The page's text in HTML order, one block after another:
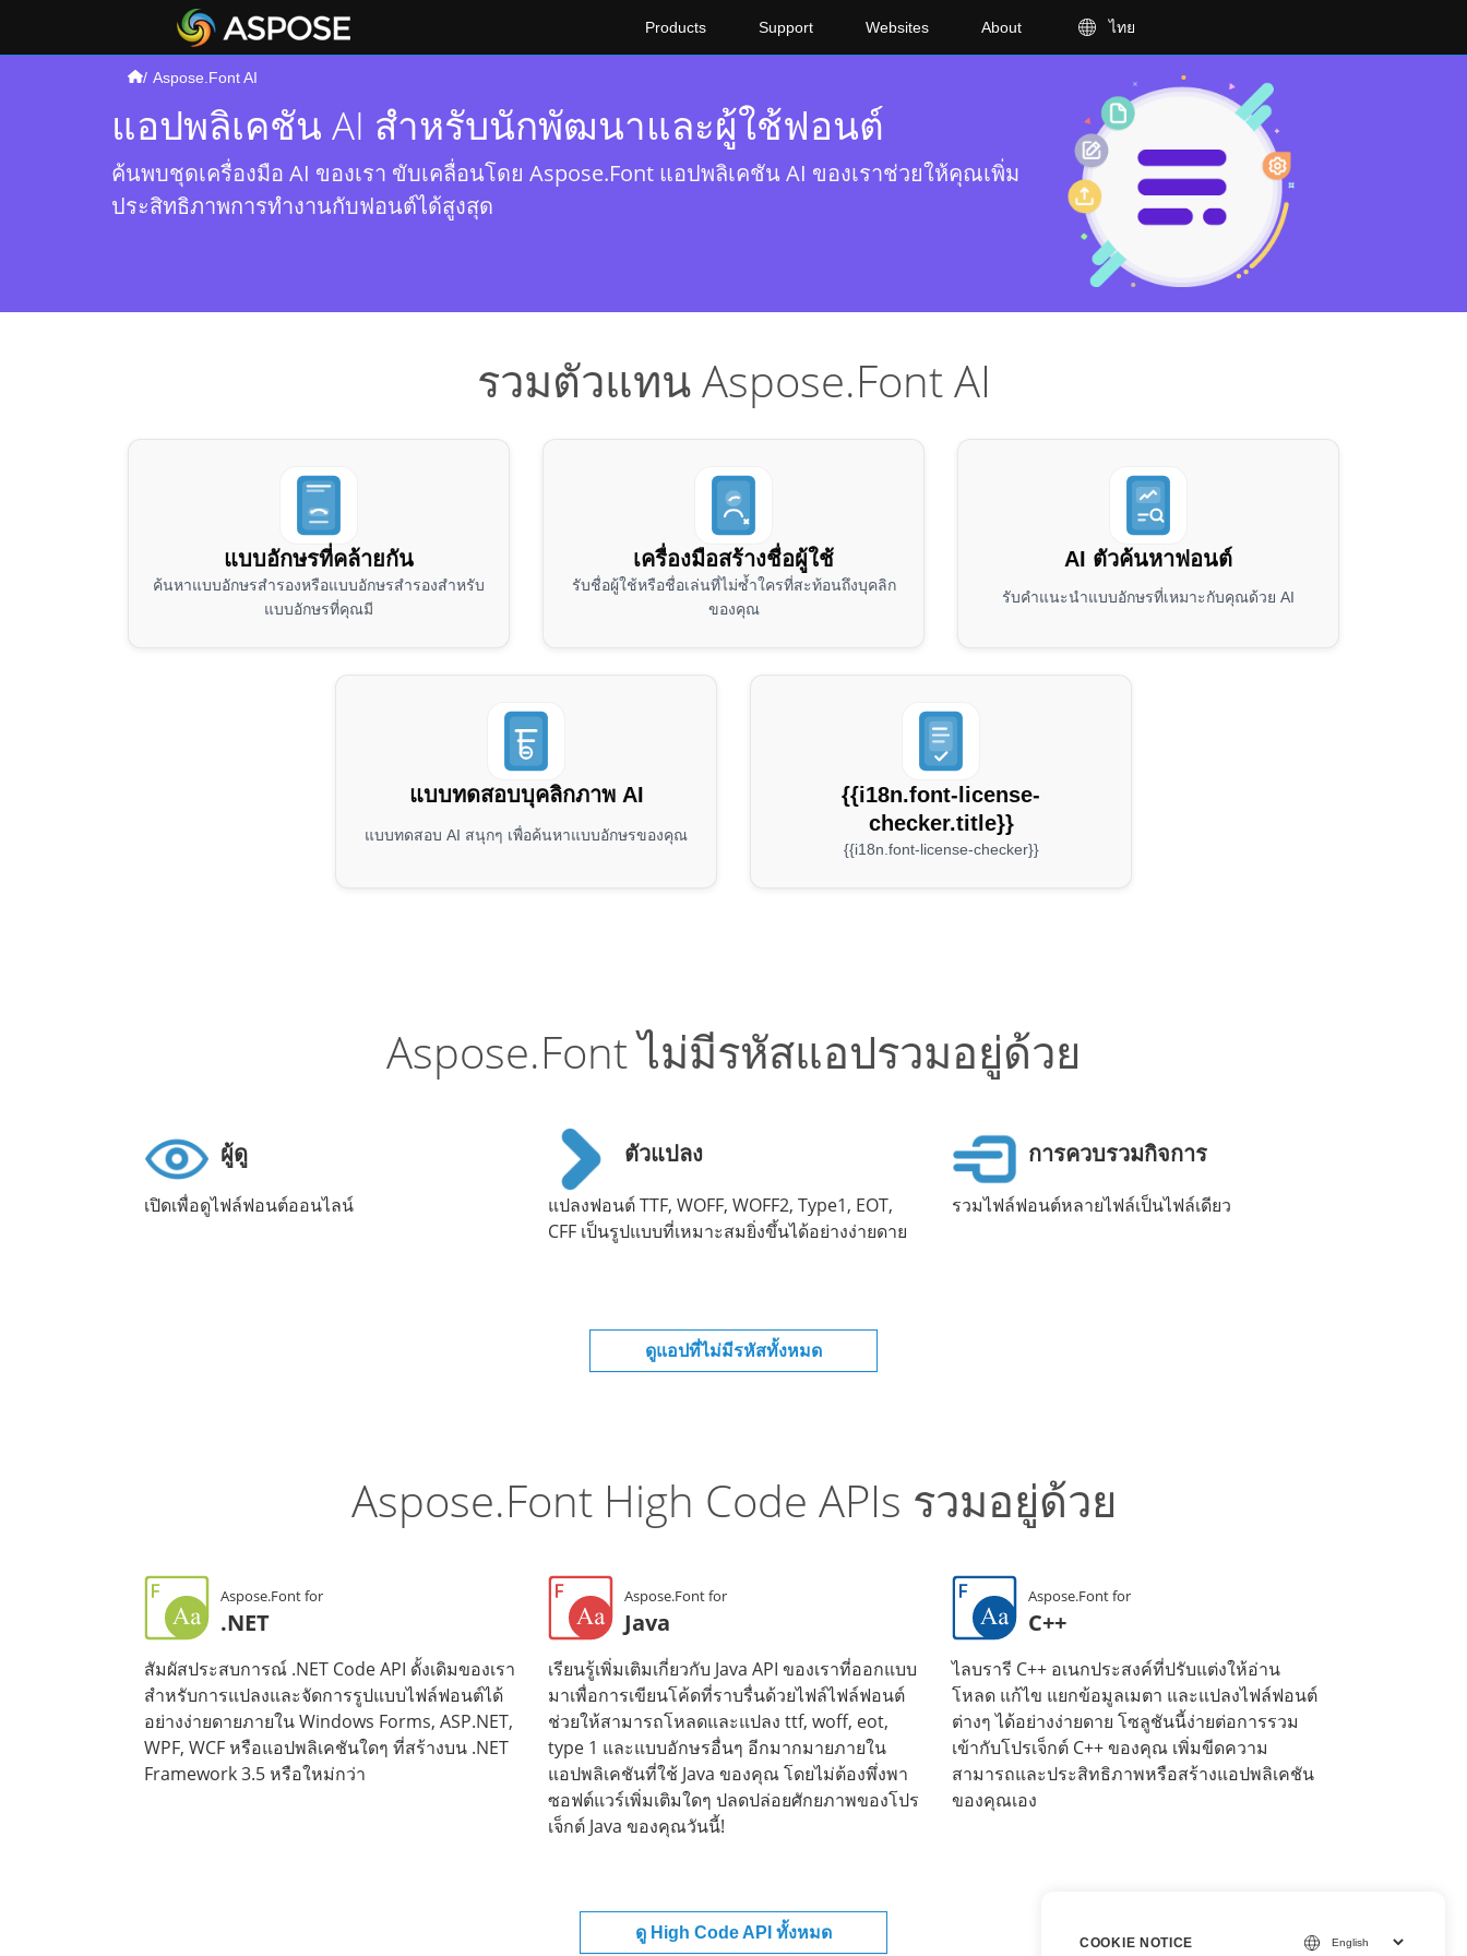
Products Support Websites About ไทย
Aspose.Font AI
แอปพลิเคชัน AI สำหรับนักพัฒนาและผู้ใช้ฟอนต์
ค้นพบชุดเครื่องมือ AI ของเรา ขับเคลื่อนโดย Aspose.Font แอปพลิเคชัน AI ของเราช่วยให้คุณเพิ่ม
ประสิทธิภาพการทำงานกับฟอนต์ได้สูงสุด
รวมตัวแทน Aspose.Font AI
แบบอักษรที่คล้ายกัน
ค้นหาแบบอักษรสำรองหรือแบบอักษรสำรองสำหรับ
แบบอักษรที่คุณมี
เครื่องมือสร้างชื่อผู้ใช้
รับชื่อผู้ใช้หรือชื่อเล่นที่ไม่ซ้ำใครที่สะท้อนถึงบุคลิก
ของคุณ
AI ตัวค้นหาฟอนต์
รับคำแนะนำแบบอักษรที่เหมาะกับคุณด้วย AI
แบบทดสอบบุคลิกภาพ AI
แบบทดสอบ AI สนุกๆ เพื่อค้นหาแบบอักษรของคุณ
{{i18n.font-license-
checker.title}}
{{i18n.font-license-checker}}
Aspose.Font ไม่มีรหัสแอปรวมอยู่ด้วย
ผู้ดู
เปิดเพื่อดูไฟล์ฟอนต์ออนไลน์
ตัวแปลง
แปลงฟอนต์ TTF, WOFF, WOFF2, Type1, EOT,
CFF เป็นรูปแบบที่เหมาะสมยิ่งขึ้นได้อย่างง่ายดาย
การควบรวมกิจการ
รวมไฟล์ฟอนต์หลายไฟล์เป็นไฟล์เดียว
ดูแอปที่ไม่มีรหัสทั้งหมด
Aspose.Font High Code APIs รวมอยู่ด้วย
Aspose.Font for
.NET
สัมผัสประสบการณ์ .NET Code API ดั้งเดิมของเรา
สำหรับการแปลงและจัดการรูปแบบไฟล์ฟอนต์ได้
อย่างง่ายดายภายใน Windows Forms, ASP.NET,
WPF, WCF หรือแอปพลิเคชันใดๆ ที่สร้างบน .NET
Framework 3.5 หรือใหม่กว่า
Aspose.Font for
Java
เรียนรู้เพิ่มเติมเกี่ยวกับ Java API ของเราที่ออกแบบ
มาเพื่อการเขียนโค้ดที่ราบรื่นด้วยไฟล์ไฟล์ฟอนต์
ช่วยให้สามารถโหลดและแปลง ttf, woff, eot,
type 1 และแบบอักษรอื่นๆ อีกมากมายภายใน
แอปพลิเคชันที่ใช้ Java ของคุณ โดยไม่ต้องพึ่งพา
ซอฟต์แวร์เพิ่มเติมใดๆ ปลดปล่อยศักยภาพของโปร
เจ็กต์ Java ของคุณวันนี้!
Aspose.Font for
C++
ไลบรารี C++ อเนกประสงค์ที่ปรับแต่งให้อ่าน
โหลด แก้ไข แยกข้อมูลเมตา และแปลงไฟล์ฟอนต์
ต่างๆ ได้อย่างง่ายดาย โซลูชันนี้ง่ายต่อการรวม
เข้ากับโปรเจ็กต์ C++ ของคุณ เพิ่มขีดความ
สามารถและประสิทธิภาพหรือสร้างแอปพลิเคชัน
ของคุณเอง
ดู High Code API ทั้งหมด
COOKIE NOTICE